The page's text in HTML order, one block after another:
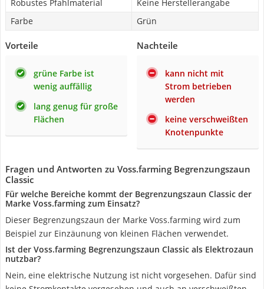
Robustes Pfahlmaterial
Keine Herstellerangabe
Farbe
Grün
Vorteile
grüne Farbe ist
wenig auffällig
lang genug für große
Flächen
Nachteile
kann nicht mit
Strom betrieben
werden
keine verschweißten
Knotenpunkte
Fragen und Antworten zu Voss.farming Begrenzungszaun
Classic
Für welche Bereiche kommt der Begrenzungszaun Classic der
Marke Voss.farming zum Einsatz?
Dieser Begrenzungszaun der Marke Voss.farming wird zum
Beispiel zur Einzäunung von kleinen Flächen verwendet.
Ist der Voss.farming Begrenzungszaun Classic als Elektrozaun
nutzbar?
Nein, eine elektrische Nutzung ist nicht vorgesehen. Dafür sind